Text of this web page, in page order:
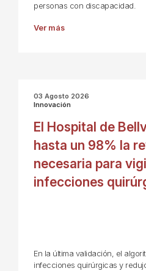
personas con discapacidad.
Ver más
03 Agosto 2026
Innovación
El Hospital de
hasta un 98% la
necesaria para
infecciones
En la última validación, el
infecciones quirúrgicas y